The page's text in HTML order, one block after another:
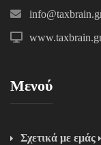
Μενού
Σχετικά με εμάς